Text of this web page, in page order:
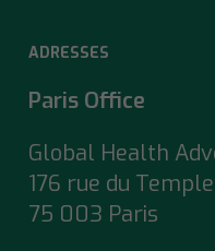
ADRESSES
Paris Office
Global Health
176 rue du Temple
75 003 Paris